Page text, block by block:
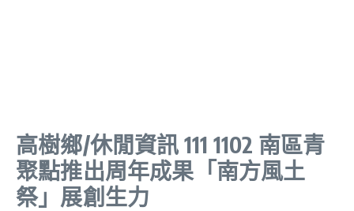
高樹鄉/休閒資訊 111 1102 南區青
聚點推出周年成果「南方風土
祭」展創生力